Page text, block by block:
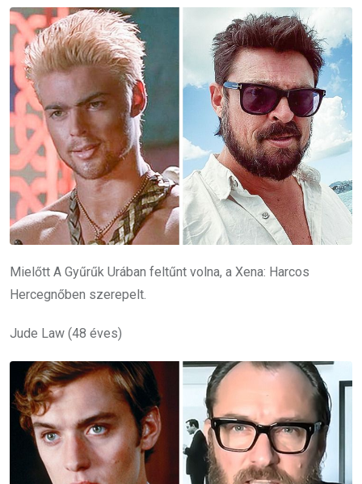
Mielőtt A Gyűrűk Urában feltűnt volna, a Xena: Harcos
Hercegnőben szerepelt.
Jude Law (48 éves)